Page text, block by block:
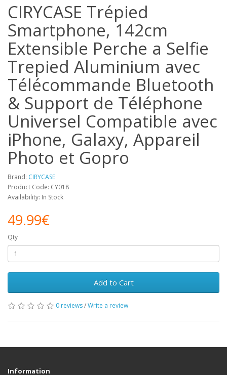
CIRYCASE Trépied
Smartphone, 142cm
Extensible Perche a Selfie
Trepied Aluminium avec
Télécommande Bluetooth
& Support de Téléphone
Universel Compatible avec
iPhone, Galaxy, Appareil
Photo et Gopro
Brand: CIRYCASE
Product Code: CY018
Availability: In Stock
49.99€
Qty
Add to Cart
0 reviews/Write a review
Information